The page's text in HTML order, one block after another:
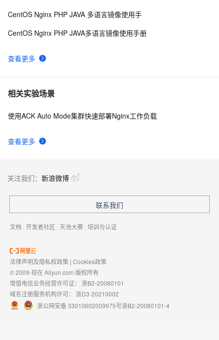
查看更多
CentOS Nginx PHP JAVA 多语言镜像使用手
CentOS Nginx PHP JAVA多语言镜像使用手册
相关实验场景
查看更多
使用ACK Auto Mode集群快速部署Nginx工作负载
关注我们： 新浪微博
联系我们
文档 | 开发者社区 | 天池大赛 | 培训与认证
法律声明及隐私权政策 | Cookies政策
© 2009-现在 Aliyun.com 版权所有
增值电信业务经营许可证： 浙B2-20080101
域名注册服务机构许可： 浙D3-20210002
浙公网安备 33010602009975号浙B2-20080101-4